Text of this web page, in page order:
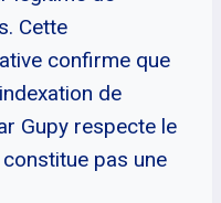
Cette
confirme que
de
Gupy respecte le
pas une